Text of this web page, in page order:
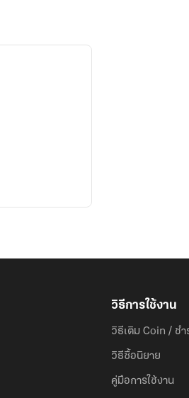
วิธีการใช้งาน
วิธีเติม Coin / ชำ
วิธีซื้อนิยาย
คู่มือการใช้งาน